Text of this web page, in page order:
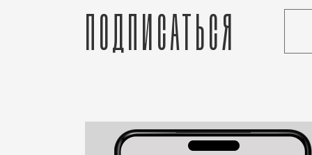
Подписаться
Рестораны и бары